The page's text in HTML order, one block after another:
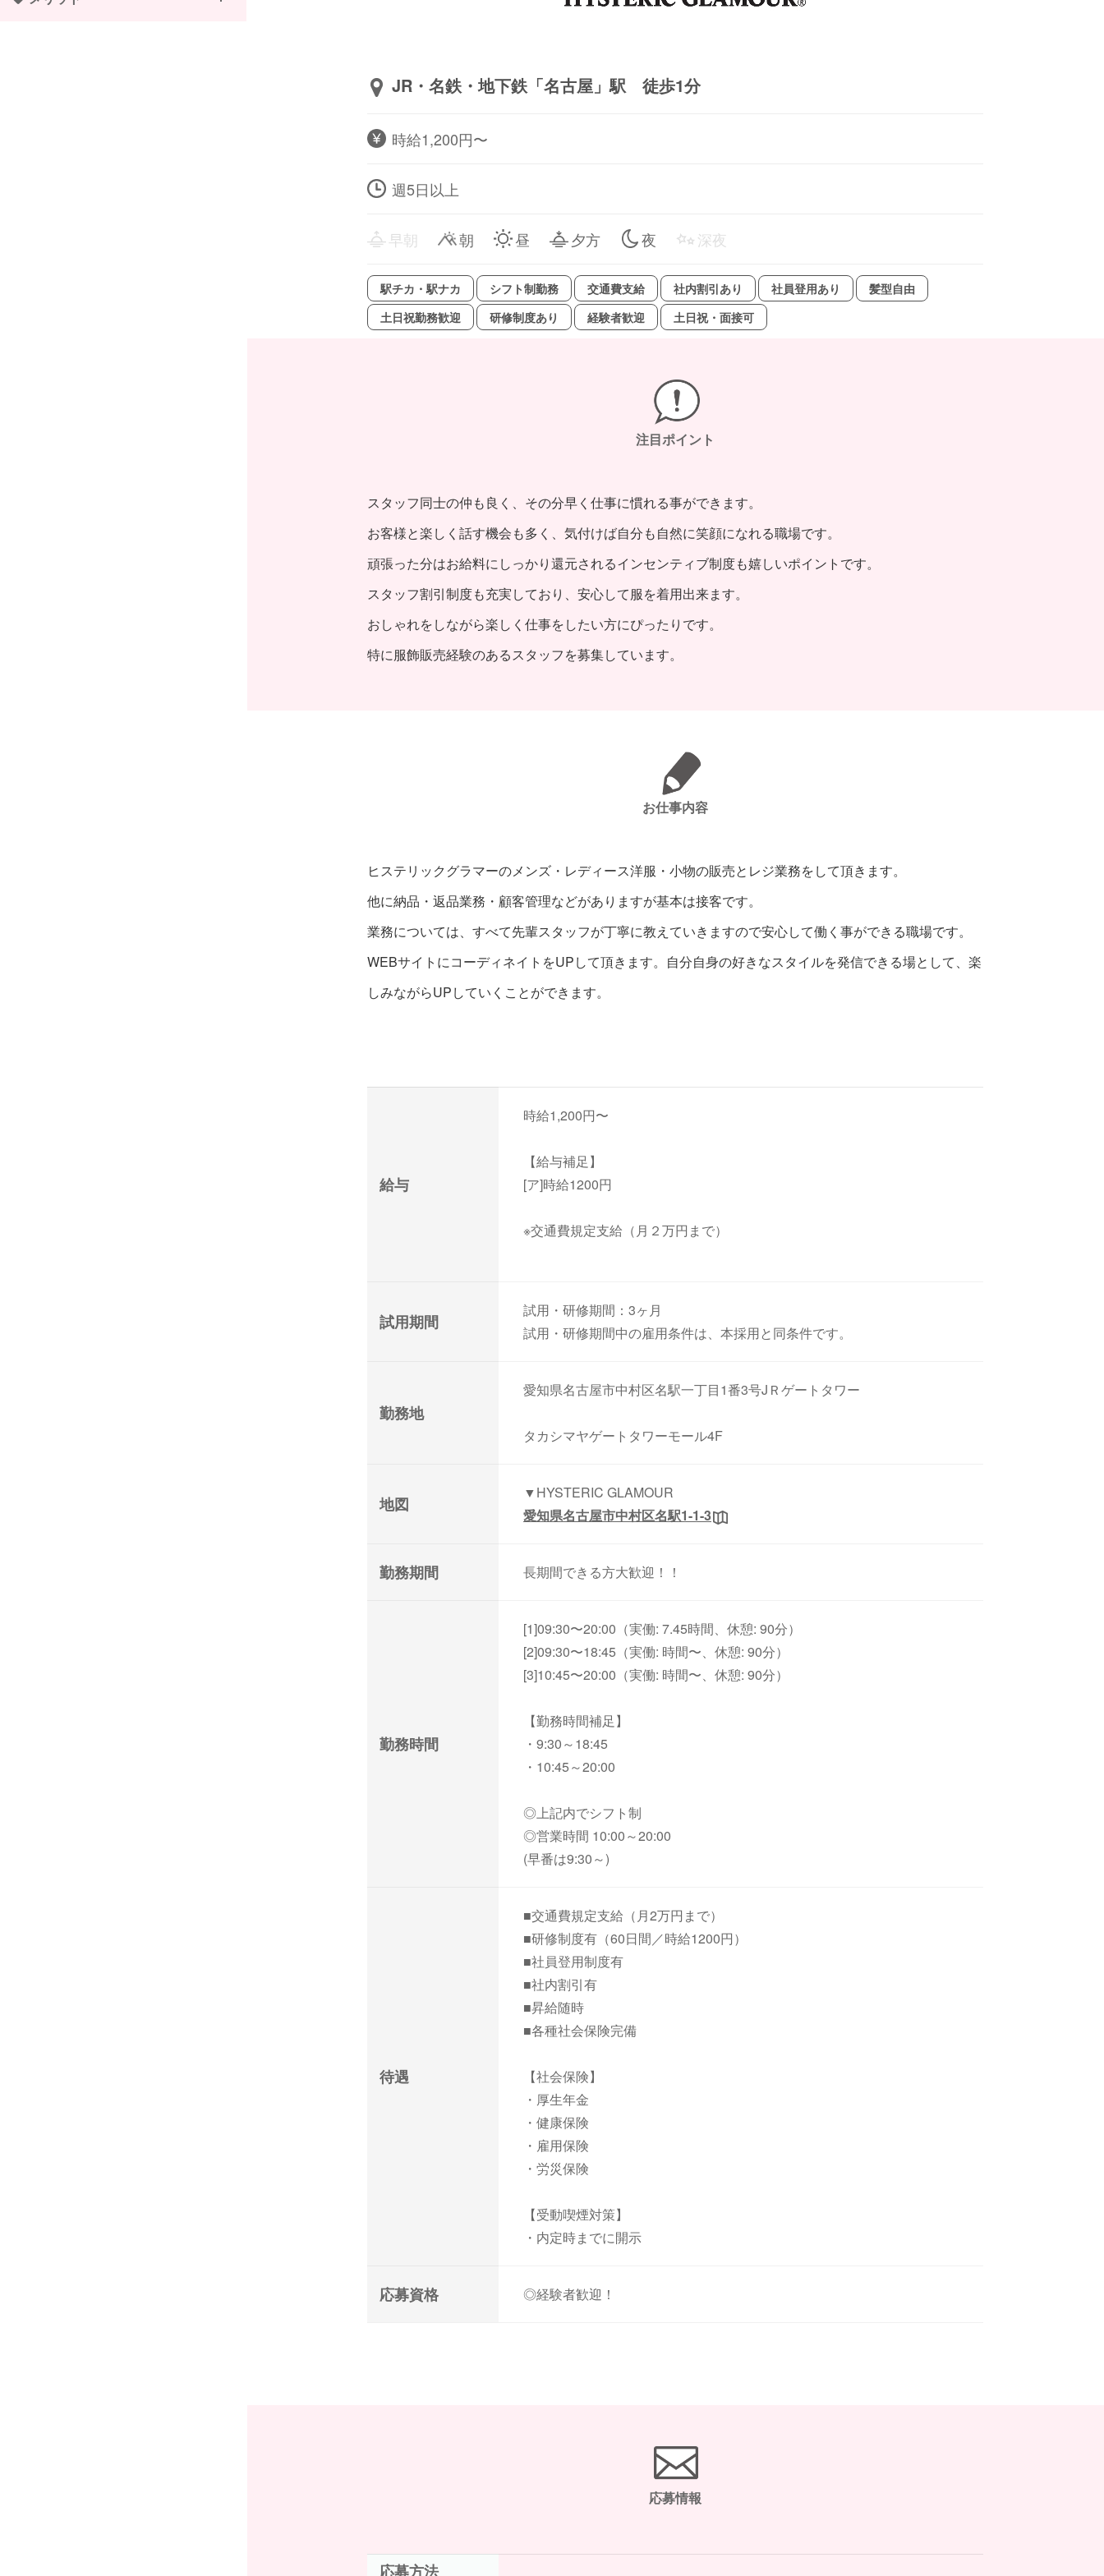
JR・名鉄・地下鉄「名古屋」駅 徒歩1分
時給1,200円〜
週5日以上
早朝 朝 昼 夕方 夜 深夜
駅チカ・駅ナカ シフト制勤務 交通費支給 社内割引あり 社員登用あり
髪型自由
土日祝勤務歓迎
研修制度あり 経験者歓迎 土日祝・面接可
注目ポイント
スタッフ同士の仲も良く、その分早く仕事に慣れる事ができます。
お客様と楽しく話す機会も多く、気付けば自分も自然に笑顔になれる職場です。
頑張った分はお給料にしっかり還元されるインセンティブ制度も嬉しいポイントです。
スタッフ割引制度も充実しており、安心して服を着用出来ます。
おしゃれをしながら楽しく仕事をしたい方にぴったりです。
特に服飾販売経験のあるスタッフを募集しています。
お仕事内容
ヒステリックグラマーのメンズ・レディース洋服・小物の販売とレジ業務をして頂きます。
他に納品・返品業務・顧客管理などがありますが基本は接客です。
業務については、すべて先輩スタッフが丁寧に教えていきますので安心して働く事ができる職場です。
WEBサイトにコーディネイトをUPして頂きます。自分自身の好きなスタイルを発信できる場として、楽
しみながらUPしていくことができます。
給与
時給1,200円〜
【給与補足】
[ア]時給1200円
※交通費規定支給（月２万円まで）
試用期間
試用・研修期間：3ヶ月
試用・研修期間中の雇用条件は、本採用と同条件です。
勤務地
愛知県名古屋市中村区名駅一丁目1番3号JＲゲートタワー
タカシマヤゲートタワーモール4F
地図
▼HYSTERIC GLAMOUR
愛知県名古屋市中村区名駅1-1-3
勤務期間 長期間できる方大歓迎！！
勤務時間
[1]09:30〜20:00（実働: 7.45時間、休憩: 90分）
[2]09:30〜18:45（実働: 時間〜、休憩: 90分）
[3]10:45〜20:00（実働: 時間〜、休憩: 90分）
【勤務時間補足】
・9:30～18:45
・10:45～20:00
◎上記内でシフト制
◎営業時間 10:00～20:00
(早番は9:30～)
待遇
■交通費規定支給（月2万円まで）
■研修制度有（60日間／時給1200円）
■社員登用制度有
■社内割引有
■昇給随時
■各種社会保険完備
【社会保険】
・厚生年金
・健康保険
・雇用保険
・労災保険
【受動喫煙対策】
・内定時までに開示
応募資格 ◎経験者歓迎！
応募情報
応募方法